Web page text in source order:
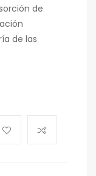
de
de las